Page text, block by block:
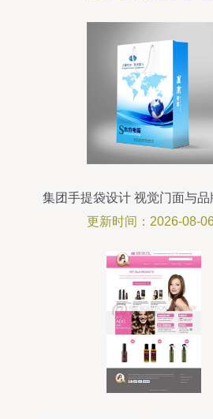
集团手提袋设计 视觉门面与
更新时间：2026-08-